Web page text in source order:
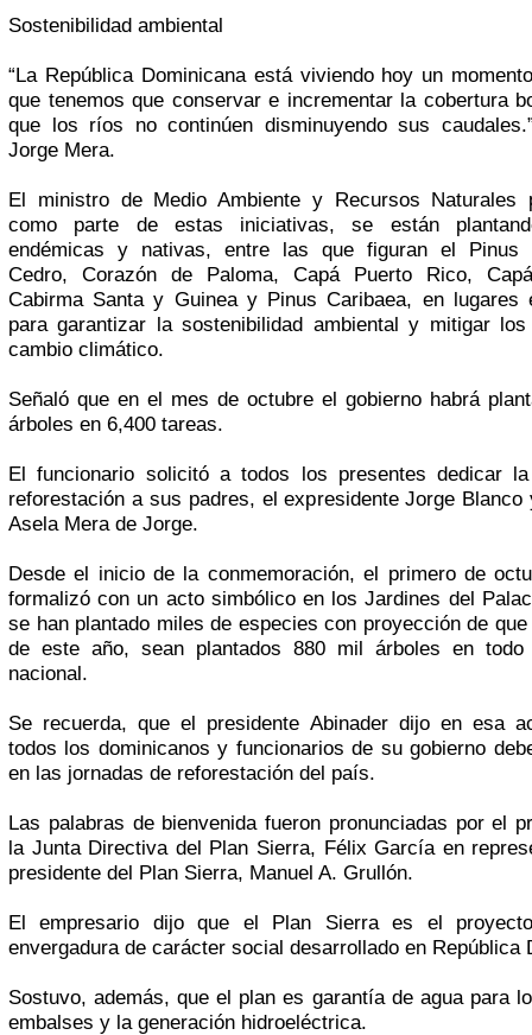
Sostenibilidad ambiental
“La República Dominicana está viviendo hoy un
que tenemos que conservar e incrementar la cobertura
que los ríos no continúen disminuyendo sus
Jorge Mera.
El ministro de Medio Ambiente y Recursos Naturales
como parte de estas iniciativas, se están
endémicas y nativas, entre las que figuran el Pinus
Cedro, Corazón de Paloma, Capá Puerto Rico,
Cabirma Santa y Guinea y Pinus Caribaea, en lugares
para garantizar la sostenibilidad ambiental y mitigar
cambio climático.
Señaló que en el mes de octubre el gobierno habrá
árboles en 6,400 tareas.
El funcionario solicitó a todos los presentes dedicar
reforestación a sus padres, el expresidente Jorge Blanco
Asela Mera de Jorge.
Desde el inicio de la conmemoración, el primero de
formalizó con un acto simbólico en los Jardines del
se han plantado miles de especies con proyección de
de este año, sean plantados 880 mil árboles en
nacional.
Se recuerda, que el presidente Abinader dijo en esa
todos los dominicanos y funcionarios de su gobierno
en las jornadas de reforestación del país.
Las palabras de bienvenida fueron pronunciadas por el
la Junta Directiva del Plan Sierra, Félix García en
presidente del Plan Sierra, Manuel A. Grullón.
El empresario dijo que el Plan Sierra es el
envergadura de carácter social desarrollado en República
Sostuvo, además, que el plan es garantía de agua para
embalses y la generación hidroeléctrica.